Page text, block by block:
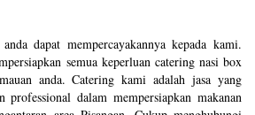
dapat mempercayakannya kepada kami.
semua keperluan catering nasi box
anda. Catering kami adalah jasa yang
professional dalam mempersiapkan makanan